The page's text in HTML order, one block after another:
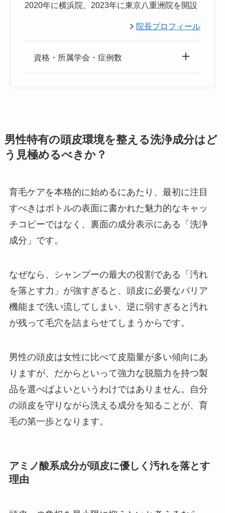
2020年に横浜院、2023年に東京八重洲院を開設
院長プロフィール
資格・所属学会・症例数
男性特有の頭皮環境を整える洗浄成分はど
う見極めるべきか？
育毛ケアを本格的に始めるにあたり、最初に注目
すべきはボトルの表面に書かれた魅力的なキャッ
チコピーではなく、裏面の成分表示にある「洗浄
成分」です。
なぜなら、シャンプーの最大の役割である「汚れ
を落とす力」が強すぎると、頭皮に必要なバリア
機能まで洗い流してしまい、逆に弱すぎると汚れ
が残って毛穴を詰まらせてしまうからです。
男性の頭皮は女性に比べて皮脂量が多い傾向にあ
りますが、だからといって強力な脱脂力を持つ製
品を選べばよいというわけではありません。自分
の頭皮を守りながら洗える成分を知ることが、育
毛の第一歩となります。
アミノ酸系成分が頭皮に優しく汚れを落とす
理由